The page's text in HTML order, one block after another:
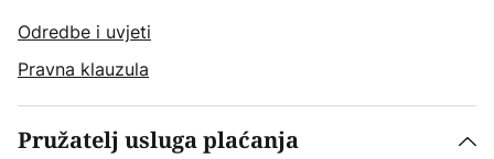
Odredbe i uvjeti
Pravna klauzula
Pružatelj usluga plaćanja